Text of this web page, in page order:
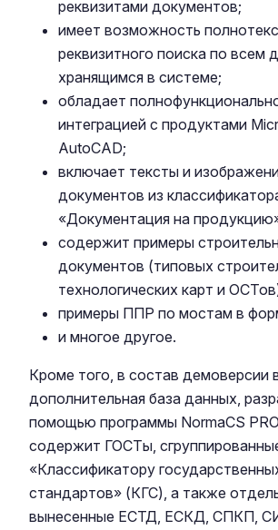
реквизитами документов;
имеет возможность
реквизитного поиска по всем
хранящимся в системе;
обладает
интеграцией с продуктами
AutoCAD;
включает тексты и
документов из
«Документация на
содержит примеры
документов (типовых
технологических карт и
примеры ППР по мостам в
и многое другое.
Кроме того, в состав демоверсии
дополнительная база данных,
помощью программы NormaCS
содержит ГОСТы,
«Классификатору
стандартов» (КГС), а также
вынесенные ЕСТД, ЕСКД, СПКП,